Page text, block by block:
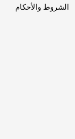
الشروط والأحكام